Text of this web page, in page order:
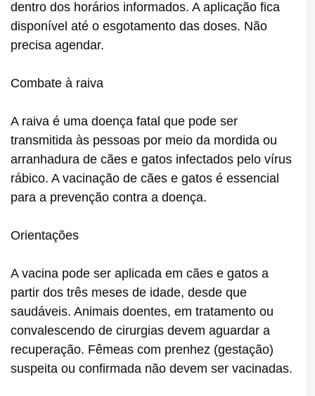
dentro dos horários informados. A aplicação fica
disponível até o esgotamento das doses. Não
precisa agendar.
Combate à raiva
A raiva é uma doença fatal que pode ser
transmitida às pessoas por meio da mordida ou
arranhadura de cães e gatos infectados pelo vírus
rábico. A vacinação de cães e gatos é essencial
para a prevenção contra a doença.
Orientações
A vacina pode ser aplicada em cães e gatos a
partir dos três meses de idade, desde que
saudáveis. Animais doentes, em tratamento ou
convalescendo de cirurgias devem aguardar a
recuperação. Fêmeas com prenhez (gestação)
suspeita ou confirmada não devem ser vacinadas.